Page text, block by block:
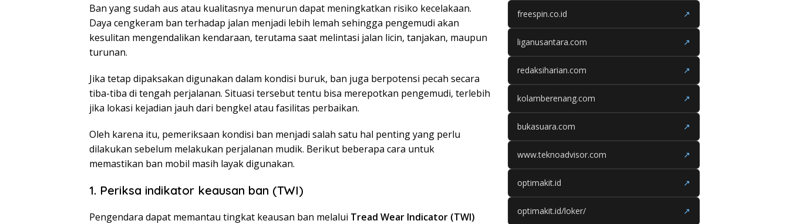
Ban yang sudah aus atau kualitasnya menurun dapat meningkatkan risiko kecelakaan.
Daya cengkeram ban terhadap jalan menjadi lebih lemah sehingga pengemudi akan
kesulitan mengendalikan kendaraan, terutama saat melintasi jalan licin, tanjakan, maupun
turunan.
Jika tetap dipaksakan digunakan dalam kondisi buruk, ban juga berpotensi pecah secara
tiba-tiba di tengah perjalanan. Situasi tersebut tentu bisa merepotkan pengemudi, terlebih
jika lokasi kejadian jauh dari bengkel atau fasilitas perbaikan.
Oleh karena itu, pemeriksaan kondisi ban menjadi salah satu hal penting yang perlu
dilakukan sebelum melakukan perjalanan mudik. Berikut beberapa cara untuk
memastikan ban mobil masih layak digunakan.
1. Periksa indikator keausan ban (TWI)
Pengendara dapat memantau tingkat keausan ban melalui Tread Wear Indicator (TWI)
freespin.co.id ↗
liganusantara.com ↗
redaksiharian.com ↗
kolamberenang.com ↗
bukasuara.com ↗
www.teknoadvisor.com ↗
optimakit.id ↗
optimakit.id/loker/ ↗